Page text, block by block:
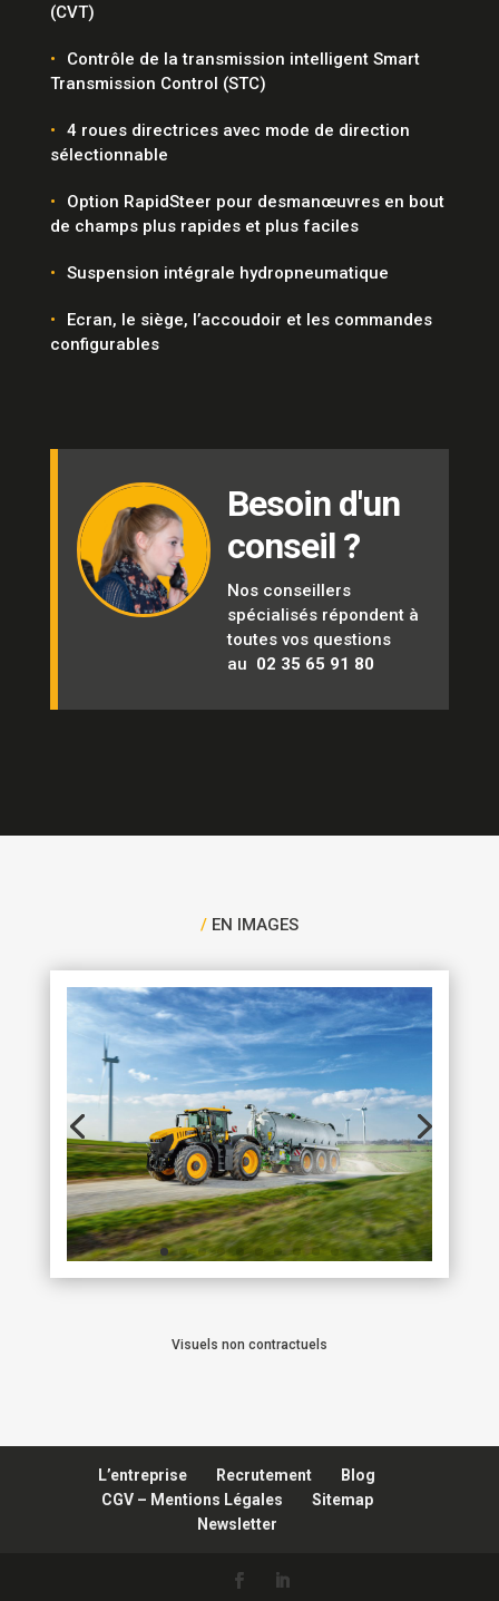
(CVT)
Contrôle de la transmission intelligent Smart
Transmission Control (STC)
4 roues directrices avec mode de direction
sélectionnable
Option RapidSteer pour desmanœuvres en bout
de champs plus rapides et plus faciles
Suspension intégrale hydropneumatique
Ecran, le siège, l’accoudoir et les commandes
configurables
Besoin d'un
conseil ?
Nos conseillers
spécialisés répondent à
toutes vos questions
au 02 35 65 91 80
/EN IMAGES
Visuels non contractuels
L’entreprise Recrutement
Blog
CGV – Mentions Légales
Sitemap
Newsletter